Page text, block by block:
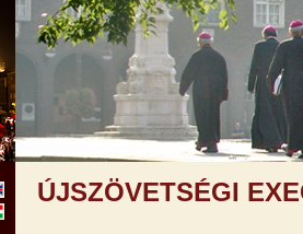
ÚJSZÖVETSÉGI